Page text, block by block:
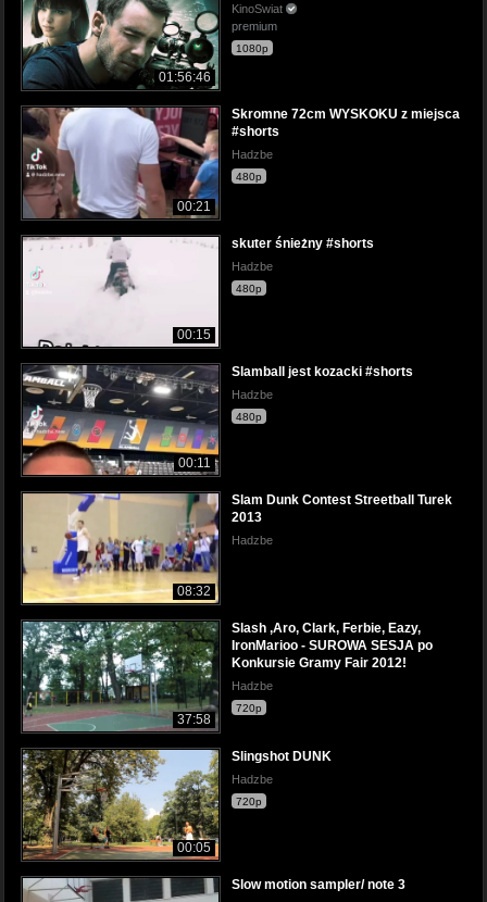
01:56:46
KinoSwiat
premium
1080p
00:21
Skromne 72cm WYSKOKU z miejsca
#shorts
Hadzbe
480p
00:15
skuter śnieżny #shorts
Hadzbe
480p
00:11
Slamball jest kozacki #shorts
Hadzbe
480p
08:32
Slam Dunk Contest Streetball Turek
2013
Hadzbe
37:58
Slash ,Aro, Clark, Ferbie, Eazy,
IronMarioo - SUROWA SESJA po
Konkursie Gramy Fair 2012!
Hadzbe
720p
00:05
Slingshot DUNK
Hadzbe
720p
Slow motion sampler/ note 3